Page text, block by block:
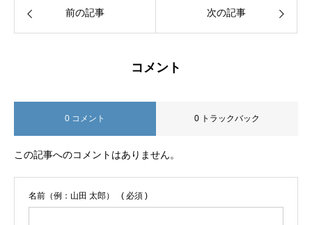
前の記事 次の記事
コメント
0 コメント 0 トラックバック
この記事へのコメントはありません。
名前（例：山田 太郎） ( 必須 )